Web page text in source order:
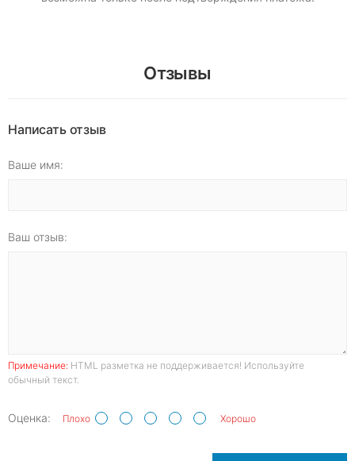
Отзывы
Написать отзыв
Ваше имя:
Ваш отзыв:
Примечание: HTML разметка не поддерживается! Используйте
обычный текст.
Оценка: Плохо Хорошо